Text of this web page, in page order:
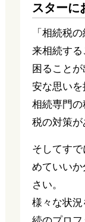
スターに
「相続税
来相続す
困ること
安な思いを
相続専門
税の対策が
そしてす
めていい
さい。
様々な状